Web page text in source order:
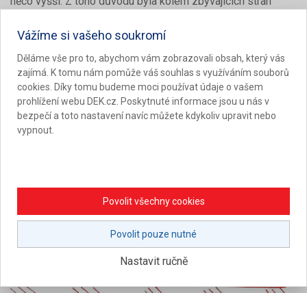
drenáž. Její vysoká spolehlivost je dána mimo jiné možností
popřípadě doplnit pomocným čerpáním vody z jímky v
ochranném prostoru.
Vážíme si vašeho soukromí
Děláme vše pro to, abychom vám zobrazovali obsah, který vás
zajímá. K tomu nám pomůže váš souhlas s využíváním souborů
cookies. Díky tomu budeme moci používat údaje o vašem
prohlížení webu DEK.cz. Poskytnuté informace jsou u nás v
bezpečí a toto nastavení navíc můžete kdykoliv upravit nebo
vypnout.
Povolit všechny cookies
Povolit pouze nutné
Nastavit ručně